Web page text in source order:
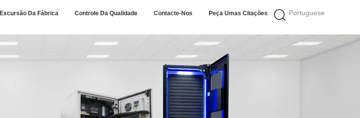
Portuguese
Excursão Da Fábrica Controle Da Qualidade Contacte-Nos Peça Umas Citações